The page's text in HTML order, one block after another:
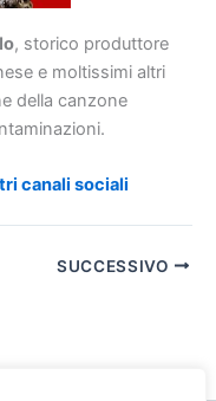
, storico produttore
e moltissimi altri
della canzone
canali sociali
SUCCESSIVO